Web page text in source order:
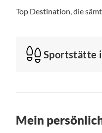
der
Top Destination, die
Sportstätte
Mein